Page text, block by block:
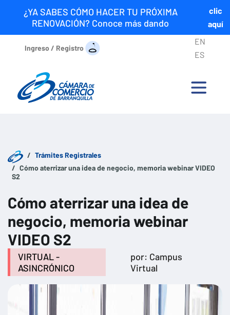
¿YA SABES CÓMO HACER TU PRÓXIMA
RENOVACIÓN? Conoce más dando
clic
aquí
Ingreso / Registro
EN
ES
Trámites Registrales
Cómo aterrizar una idea de negocio, memoria webinar VIDEO
S2
Cómo aterrizar una idea de
negocio, memoria webinar
VIDEO S2
VIRTUAL -
ASINCRÓNICO
por: Campus
Virtual